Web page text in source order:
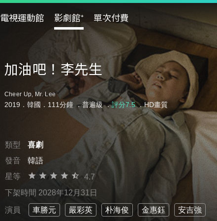
電視運動館 影劇館⁺ 單次付費
加油吧！李先生
Cheer Up, Mr. Lee
2019．韓國．111分鐘 ．普遍級．評分7.5．HD畫質
類型
喜劇
發音
韓語
星等
4.7
下架時間 2028年12月31日
演員 車勝元 嚴彩英 朴海俊 金惠鈺 安吉強